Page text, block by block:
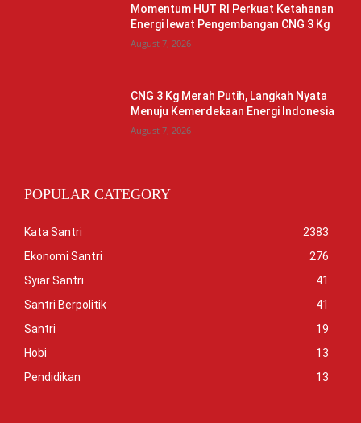
Momentum HUT RI Perkuat Ketahanan
Energi lewat Pengembangan CNG 3 Kg
August 7, 2026
CNG 3 Kg Merah Putih, Langkah Nyata
Menuju Kemerdekaan Energi Indonesia
August 7, 2026
POPULAR CATEGORY
Kata Santri
2383
Ekonomi Santri
276
Syiar Santri
41
Santri Berpolitik
41
Santri
19
Hobi
13
Pendidikan
13